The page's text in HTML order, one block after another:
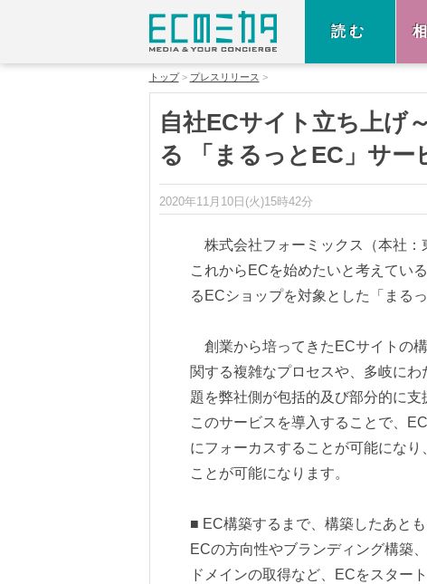
読む
トップ プレスリリース
自社ECサイト立ち上げ
る 「まるっとEC」サー
2020年11月10日(火)15時42分
株式会社フォーミックス（本社：
これからECを始めたいと考えてい
るECショップを対象とした「まる
創業から培ってきたECサイトの
関する複雑なプロセスや、多岐に
題を弊社側が包括的及び部分的に支
このサービスを導入することで、
にフォーカスすることが可能にな
ことが可能になります。
■ EC構築するまで、構築したあとも
ECの方向性やブランディング構築
ドメインの取得など、ECをスター